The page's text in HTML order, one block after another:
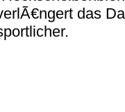
das